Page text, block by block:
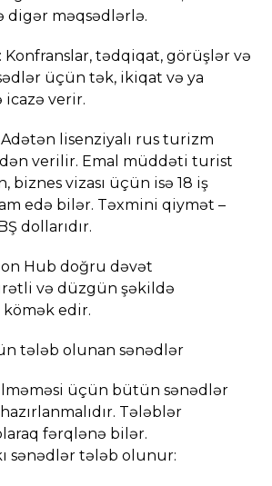
digər məqsədlərlə.
Konfranslar, tədqiqat, görüşlər və
üçün tək, ikiqat və ya
icazə verir.
lisenziyalı rus turizm
verilir. Emal müddəti turist
biznes vizası üçün isə 18 iş
edə bilər. Təxmini qiymət –
dollarıdır.
Hub doğru dəvət
və düzgün şəkildə
kömək edir.
tələb olunan sənədlər
üçün bütün sənədlər
Tələblər
fərqlənə bilər.
sənədlər tələb olunur: